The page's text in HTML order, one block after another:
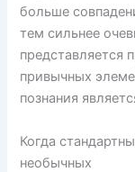
больше
тем сильнее
представляется
привычных
познания
Когда
необычных